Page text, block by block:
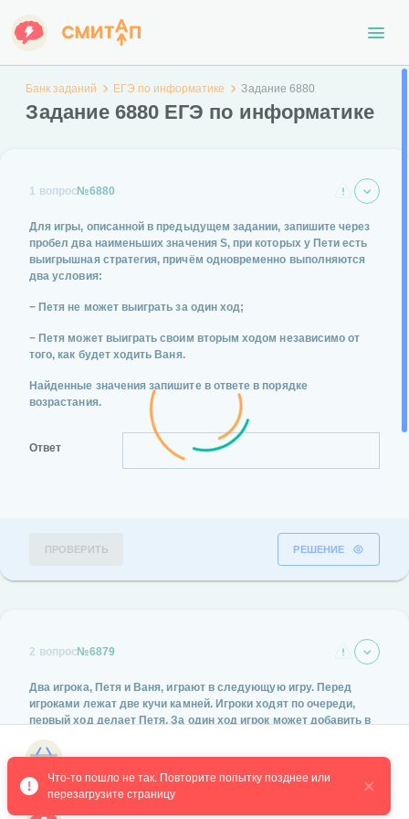
Банк заданий ЕГЭ по информатике Задание 6880
Задание 6880 ЕГЭ по информатике
1 вопрос№6880
Для игры, описанной в предыдущем задании, запишите через
пробел два наименьших значения S, при которых у Пети есть
выигрышная стратегия, причём одновременно выполняются
два условия:
− Петя не может выиграть за один ход;
− Петя может выиграть своим вторым ходом независимо от
того, как будет ходить Ваня.
Найденные значения запишите в ответе в порядке
возрастания.
Ответ
ПРОВЕРИТЬ РЕШЕНИЕ
2 вопрос№6879
Два игрока, Петя и Ваня, играют в следующую игру. Перед
игроками лежат две кучи камней. Игроки ходят по очереди,
первый ход делает Петя. За один ход игрок может добавить в
одну из куч (по своему выбору) один камень или увеличить
количество камней в куче в два раза. Для того чтобы делать
камней.
Что-то пошло не так. Повторите попытку позднее или
перезагрузите страницу